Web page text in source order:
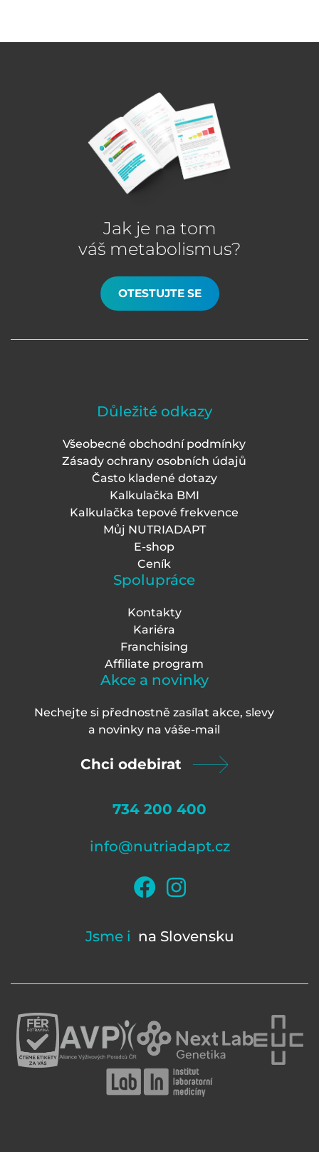
Jak je na tom
váš metabolismus?
OTESTUJTE SE
Důležité odkazy
Všeobecné obchodní podmínky
Zásady ochrany osobních údajů
Často kladené dotazy
Kalkulačka BMI
Kalkulačka tepové frekvence
Můj NUTRIADAPT
E-shop
Ceník
Spolupráce
Kontakty
Kariéra
Franchising
Affiliate program
Akce a novinky
Nechejte si přednostně zasílat akce, slevy
a novinky na váše-mail
Chci odebirat
734 200 400
info@nutriadapt.cz
Jsme i na Slovensku